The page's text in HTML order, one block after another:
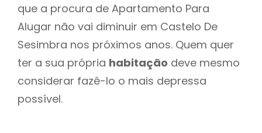
que a procura de Apartamento Para
Alugar não vai diminuir em Castelo De
Sesimbra nos próximos anos. Quem quer
ter a sua própria habitação deve mesmo
considerar fazê-lo o mais depressa
possível.